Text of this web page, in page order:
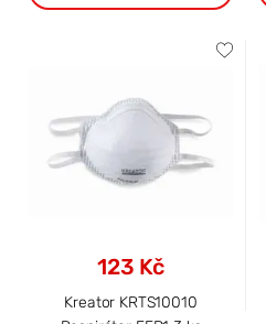
123 Kč
Kreator KRTS10010